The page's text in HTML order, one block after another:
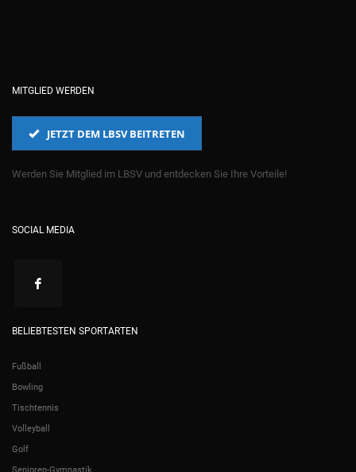
MITGLIED WERDEN
JETZT DEM LBSV BEITRETEN
Werden Sie Mitglied im LBSV und entdecken Sie Ihre Vorteile!
SOCIAL MEDIA
BELIEBTESTEN SPORTARTEN
Fußball
Bowling
Tischtennis
Volleyball
Golf